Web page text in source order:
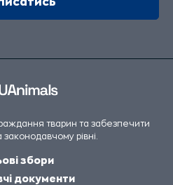
тварин та забезпечити
законодавчому рівні.
збори
документи